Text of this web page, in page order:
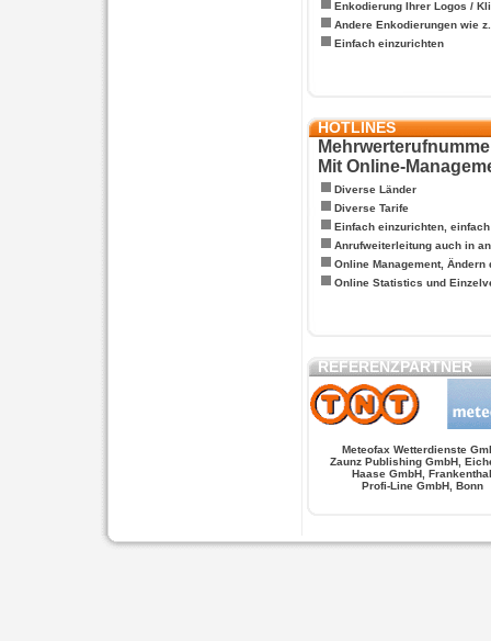
Enkodierung Ihrer Logos /
Andere Enkodierungen wie
Einfach einzurichten
HOTLINES
Mit Online-
Diverse Länder
Diverse Tarife
Einfach einzurichten,
Anrufweiterleitung auch in
Online Management, Ändern
Online Statistics und
REFERENZPARTNER
Meteofax Wetterdienste
Zaunz Publishing GmbH,
Haase GmbH, Frankenthal
Profi-Line GmbH, Bonn